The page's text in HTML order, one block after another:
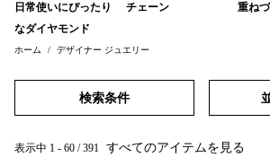
日常使いにぴったり
なダイヤモンド
チェーン 重ね
ホーム デザイナー ジュエリー
検索条件
表示中 1 - 60 / 391 すべてのアイテムを見る